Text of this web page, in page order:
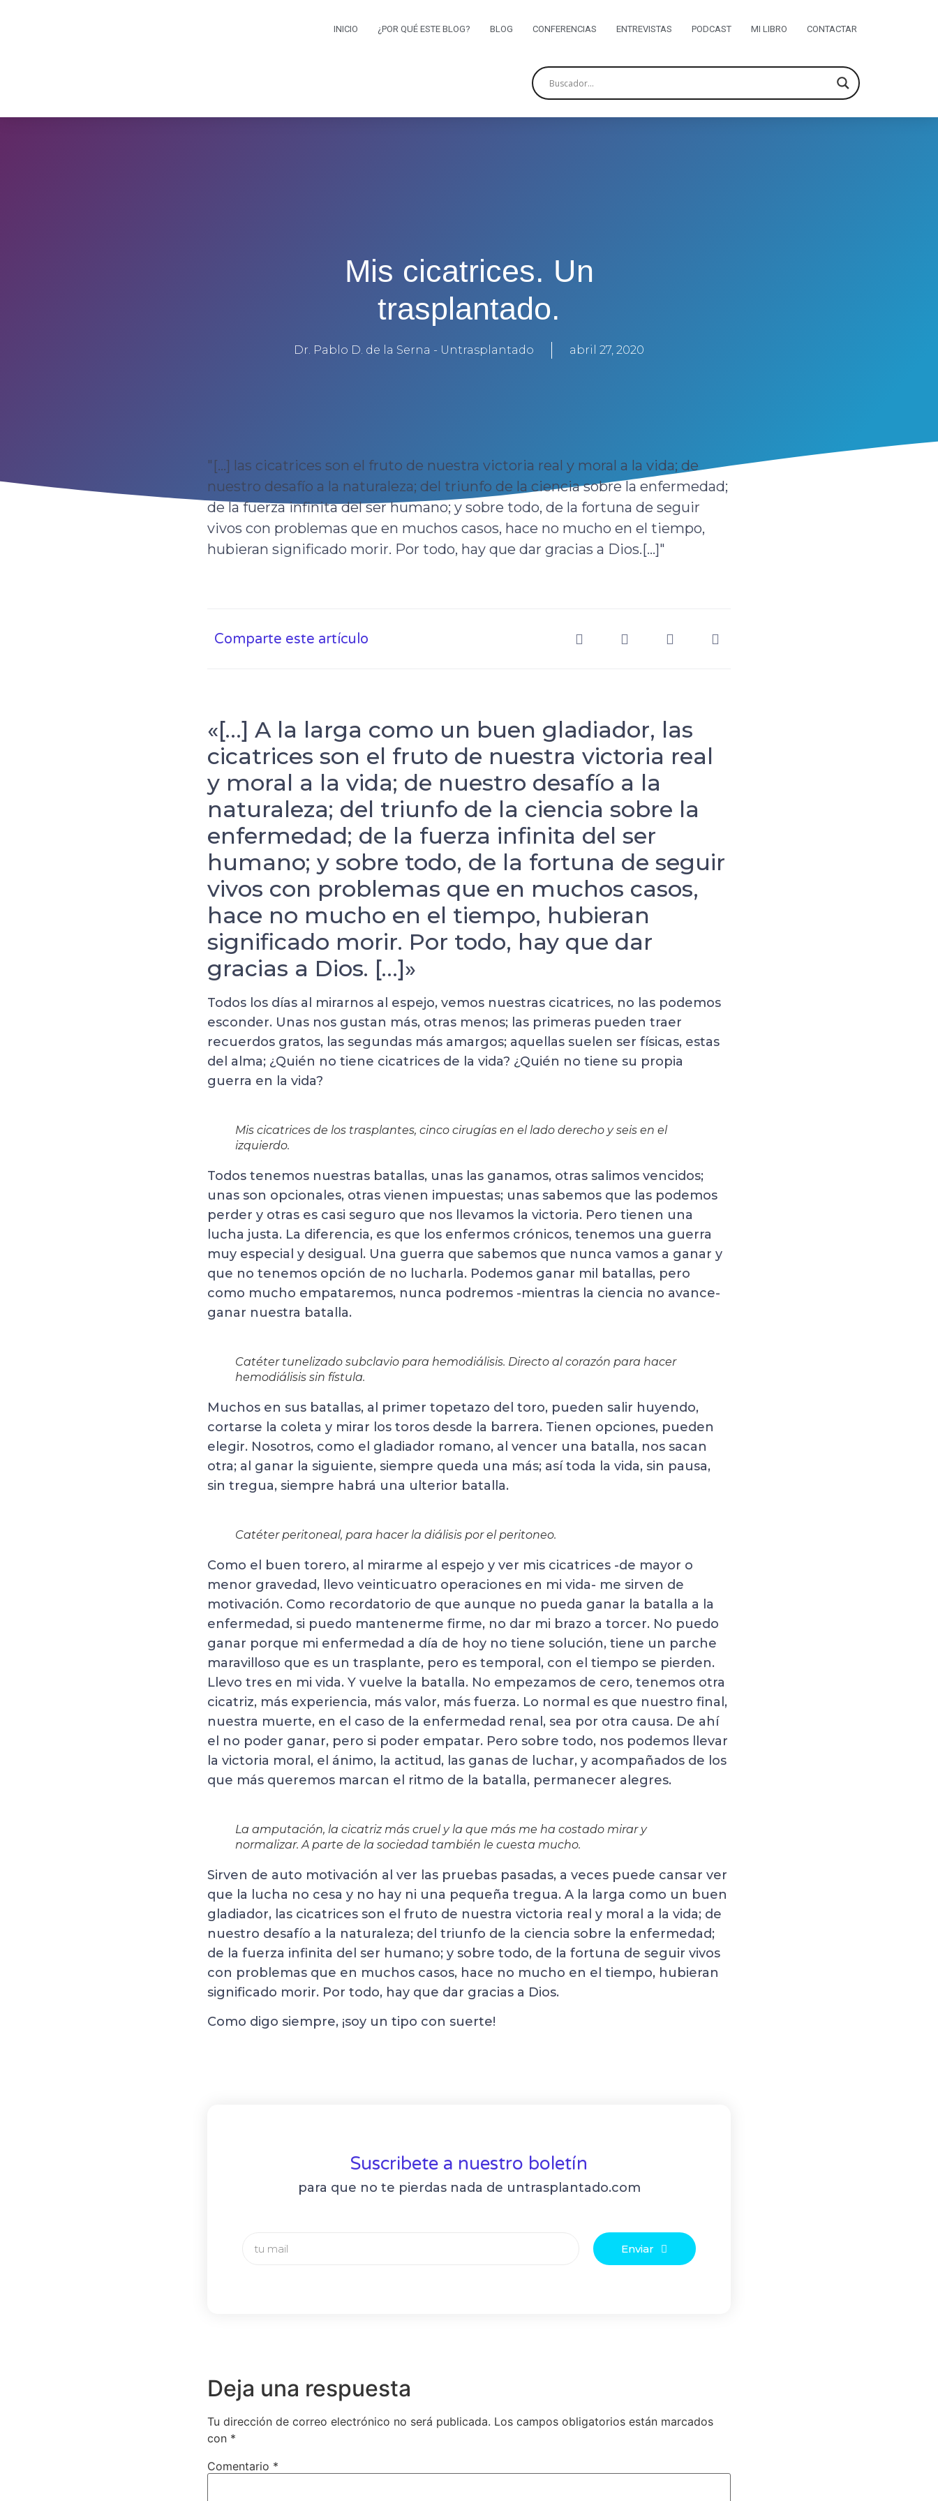
INICIO ¿POR QUÉ ESTE BLOG? BLOG CONFERENCIAS ENTREVISTAS PODCAST MI LIBRO CONTACTAR
Mis cicatrices. Un
trasplantado.
Dr. Pablo D. de la Serna - Untrasplantado abril 27, 2020
"[...] las cicatrices son el fruto de nuestra victoria real y moral a la vida; de
nuestro desafío a la naturaleza; del triunfo de la ciencia sobre la enfermedad;
de la fuerza infinita del ser humano; y sobre todo, de la fortuna de seguir
vivos con problemas que en muchos casos, hace no mucho en el tiempo,
hubieran significado morir. Por todo, hay que dar gracias a Dios.[...]"
Comparte este artículo
«[…] A la larga como un buen gladiador, las
cicatrices son el fruto de nuestra victoria real
y moral a la vida; de nuestro desafío a la
naturaleza; del triunfo de la ciencia sobre la
enfermedad; de la fuerza infinita del ser
humano; y sobre todo, de la fortuna de seguir
vivos con problemas que en muchos casos,
hace no mucho en el tiempo, hubieran
significado morir. Por todo, hay que dar
gracias a Dios. […]»
Todos los días al mirarnos al espejo, vemos nuestras cicatrices, no las podemos
esconder. Unas nos gustan más, otras menos; las primeras pueden traer
recuerdos gratos, las segundas más amargos; aquellas suelen ser físicas, estas
del alma; ¿Quién no tiene cicatrices de la vida? ¿Quién no tiene su propia
guerra en la vida?
Mis cicatrices de los trasplantes, cinco cirugías en el lado derecho y seis en el
izquierdo.
Todos tenemos nuestras batallas, unas las ganamos, otras salimos vencidos;
unas son opcionales, otras vienen impuestas; unas sabemos que las podemos
perder y otras es casi seguro que nos llevamos la victoria. Pero tienen una
lucha justa. La diferencia, es que los enfermos crónicos, tenemos una guerra
muy especial y desigual. Una guerra que sabemos que nunca vamos a ganar y
que no tenemos opción de no lucharla. Podemos ganar mil batallas, pero
como mucho empataremos, nunca podremos -mientras la ciencia no avance-
ganar nuestra batalla.
Catéter tunelizado subclavio para hemodiálisis. Directo al corazón para hacer
hemodiálisis sin fístula.
Muchos en sus batallas, al primer topetazo del toro, pueden salir huyendo,
cortarse la coleta y mirar los toros desde la barrera. Tienen opciones, pueden
elegir. Nosotros, como el gladiador romano, al vencer una batalla, nos sacan
otra; al ganar la siguiente, siempre queda una más; así toda la vida, sin pausa,
sin tregua, siempre habrá una ulterior batalla.
Catéter peritoneal, para hacer la diálisis por el peritoneo.
Como el buen torero, al mirarme al espejo y ver mis cicatrices -de mayor o
menor gravedad, llevo veinticuatro operaciones en mi vida- me sirven de
motivación. Como recordatorio de que aunque no pueda ganar la batalla a la
enfermedad, si puedo mantenerme firme, no dar mi brazo a torcer. No puedo
ganar porque mi enfermedad a día de hoy no tiene solución, tiene un parche
maravilloso que es un trasplante, pero es temporal, con el tiempo se pierden.
Llevo tres en mi vida. Y vuelve la batalla. No empezamos de cero, tenemos otra
cicatriz, más experiencia, más valor, más fuerza. Lo normal es que nuestro final,
nuestra muerte, en el caso de la enfermedad renal, sea por otra causa. De ahí
el no poder ganar, pero si poder empatar. Pero sobre todo, nos podemos llevar
la victoria moral, el ánimo, la actitud, las ganas de luchar, y acompañados de los
que más queremos marcan el ritmo de la batalla, permanecer alegres.
La amputación, la cicatriz más cruel y la que más me ha costado mirar y
normalizar. A parte de la sociedad también le cuesta mucho.
Sirven de auto motivación al ver las pruebas pasadas, a veces puede cansar ver
que la lucha no cesa y no hay ni una pequeña tregua. A la larga como un buen
gladiador, las cicatrices son el fruto de nuestra victoria real y moral a la vida; de
nuestro desafío a la naturaleza; del triunfo de la ciencia sobre la enfermedad;
de la fuerza infinita del ser humano; y sobre todo, de la fortuna de seguir vivos
con problemas que en muchos casos, hace no mucho en el tiempo, hubieran
significado morir. Por todo, hay que dar gracias a Dios.
Como digo siempre, ¡soy un tipo con suerte!
Suscribete a nuestro boletín
para que no te pierdas nada de untrasplantado.com
Enviar
Deja una respuesta
Tu dirección de correo electrónico no será publicada. Los campos obligatorios están marcados
con *
Comentario *